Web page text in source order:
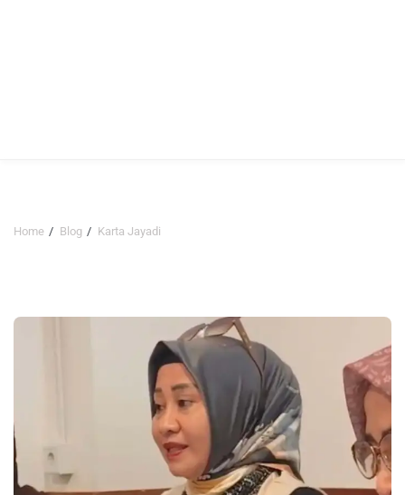
Home Blog Karta Jayadi